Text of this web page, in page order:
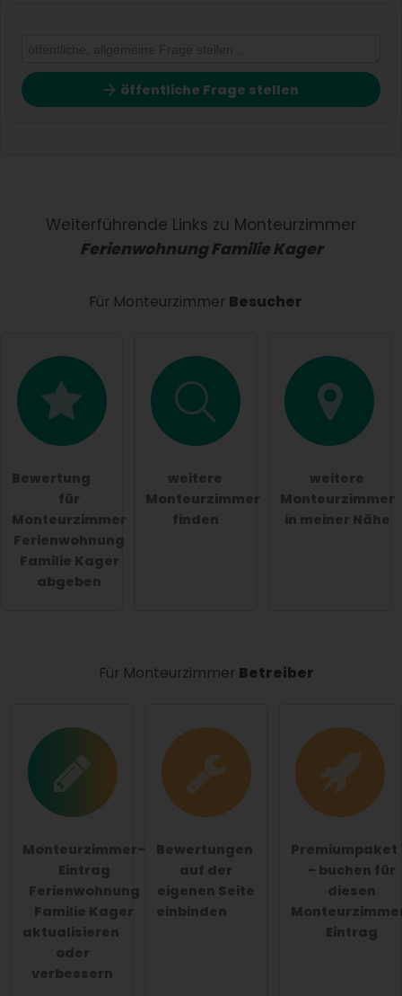
öffentliche Frage stellen
Hiermit akzeptiere ich dieAGB .
Die Datenschutzerklärung
habe ich zur Kenntnis
öffentliche Frage stellen
Hinweis:Bitte beachten Sie, öffentliche Fragen sind
für alle Besucher sichtbar
Klicken Sie hier um eine
Weiterführende Links zu Monteurzimmer
Ferienwohnung Familie Kager
Für Monteurzimmer Besucher
Bewertung
für
Monteurzimmer
Ferienwohnung
Familie Kager
abgeben
weitere
Monteurzimmer
finden
weitere
Monteurzimmer
in meiner Nähe
Für Monteurzimmer Betreiber
Monteurzimmer-
Eintrag
Ferienwohnung
Familie Kager
aktualisieren
oder
verbessern
Bewertungen
auf der
eigenen Seite
einbinden
Premiumpaket
- buchen für
diesen
Eintrag